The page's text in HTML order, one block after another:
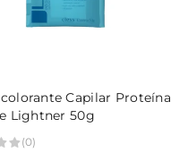
Capilar Proteína
Lightner 50g
(0)